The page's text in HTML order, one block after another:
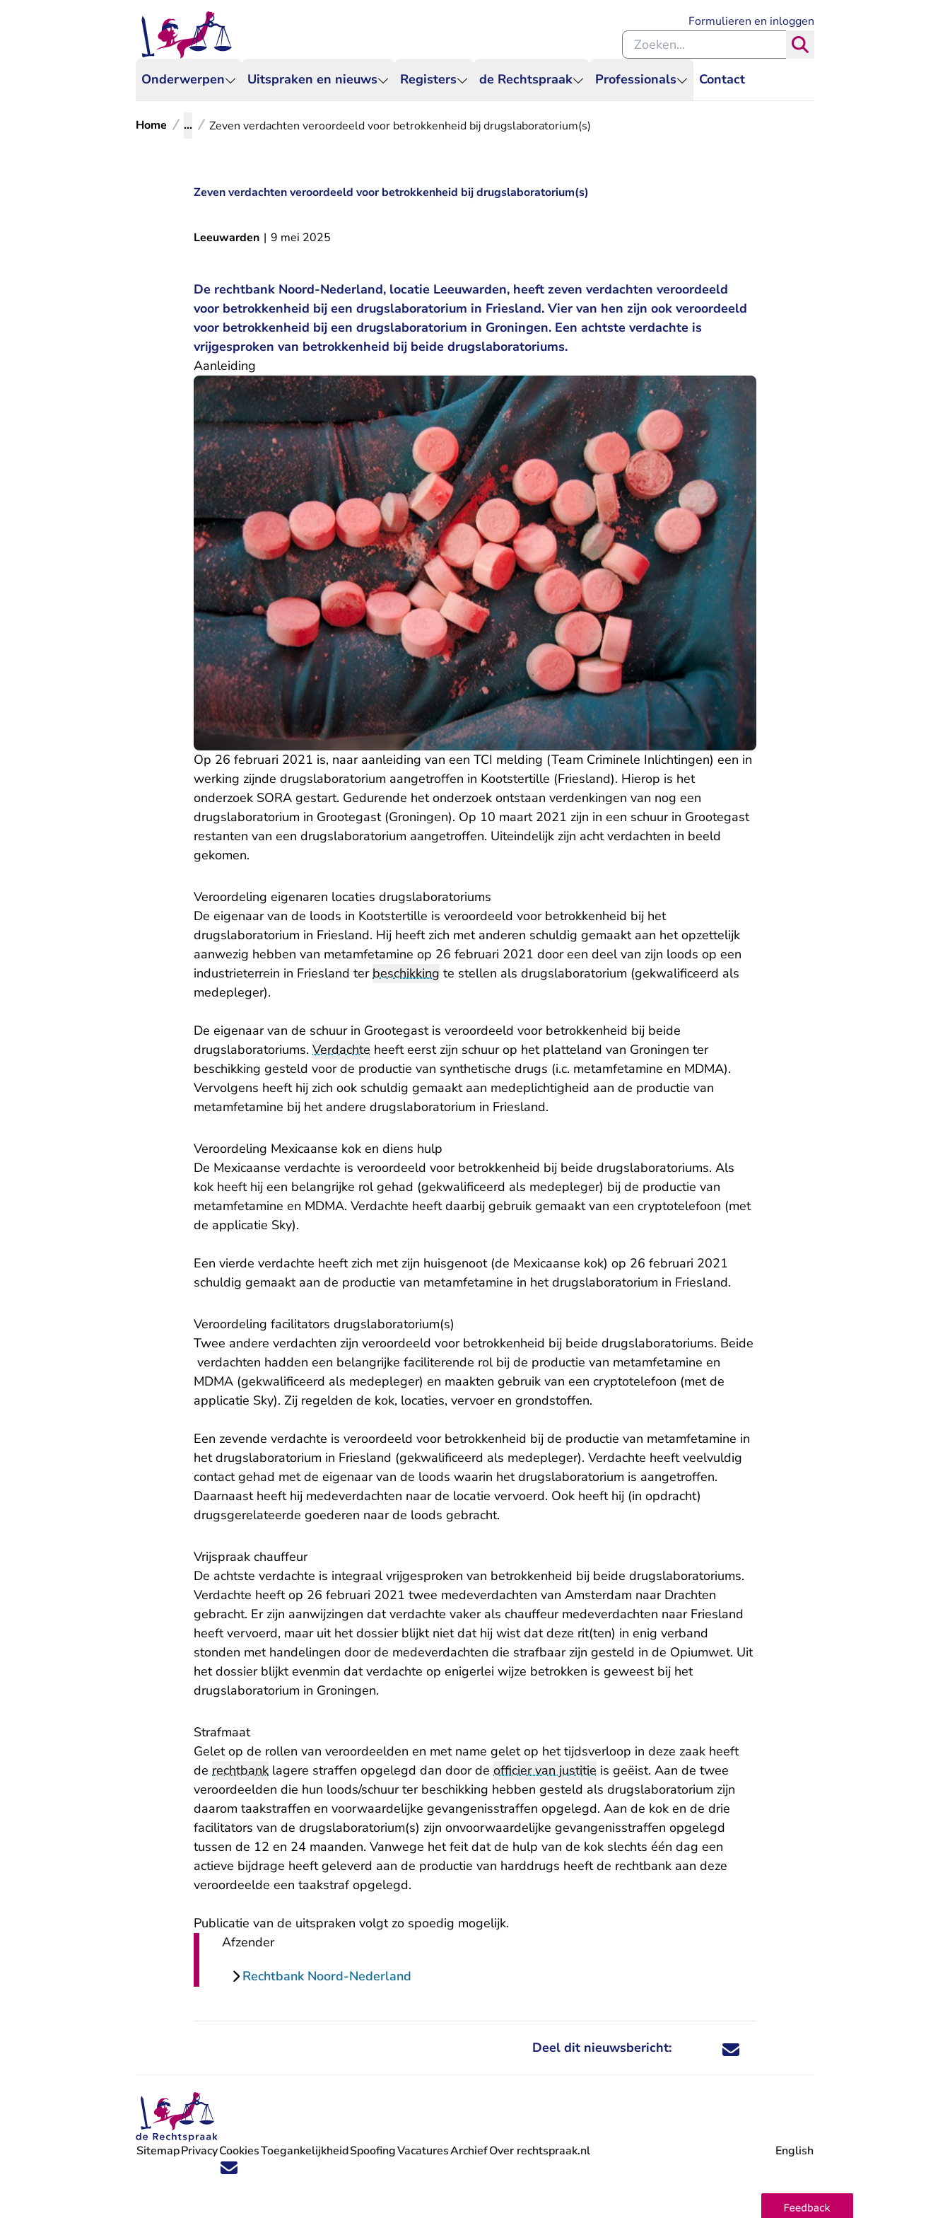
Onderwerpen Uitspraken en nieuws Registers de Rechtspraak Professionals Contact
Formulieren en inloggen
Zoeken binnen de Rechtspraak
Home ... Zeven verdachten veroordeeld voor betrokkenheid bij drugslaboratorium(s)
Zeven verdachten veroordeeld voor betrokkenheid bij drugslaboratorium(s)
Leeuwarden | 9 mei 2025
De rechtbank Noord-Nederland, locatie Leeuwarden, heeft zeven verdachten veroordeeld
voor betrokkenheid bij een drugslaboratorium in Friesland. Vier van hen zijn ook veroordeeld
voor betrokkenheid bij een drugslaboratorium in Groningen. Een achtste verdachte is
vrijgesproken van betrokkenheid bij beide drugslaboratoriums.
Aanleiding
Op 26 februari 2021 is, naar aanleiding van een TCI melding (Team Criminele Inlichtingen) een in
werking zijnde drugslaboratorium aangetroffen in Kootstertille (Friesland). Hierop is het
onderzoek SORA gestart. Gedurende het onderzoek ontstaan verdenkingen van nog een
drugslaboratorium in Grootegast (Groningen). Op 10 maart 2021 zijn in een schuur in Grootegast
restanten van een drugslaboratorium aangetroffen. Uiteindelijk zijn acht verdachten in beeld
gekomen.
Veroordeling eigenaren locaties drugslaboratoriums
De eigenaar van de loods in Kootstertille is veroordeeld voor betrokkenheid bij het
drugslaboratorium in Friesland. Hij heeft zich met anderen schuldig gemaakt aan het opzettelijk
aanwezig hebben van metamfetamine op 26 februari 2021 door een deel van zijn loods op een
industrieterrein in Friesland terbeschikking te stellen als drugslaboratorium (gekwalificeerd als
medepleger).
De eigenaar van de schuur in Grootegast is veroordeeld voor betrokkenheid bij beide
drugslaboratoriums. Verdachte heeft eerst zijn schuur op het platteland van Groningen ter
beschikking gesteld voor de productie van synthetische drugs (i.c. metamfetamine en MDMA).
Vervolgens heeft hij zich ook schuldig gemaakt aan medeplichtigheid aan de productie van
metamfetamine bij het andere drugslaboratorium in Friesland.
Veroordeling Mexicaanse kok en diens hulp
De Mexicaanse verdachte is veroordeeld voor betrokkenheid bij beide drugslaboratoriums. Als
kok heeft hij een belangrijke rol gehad (gekwalificeerd als medepleger) bij de productie van
metamfetamine en MDMA. Verdachte heeft daarbij gebruik gemaakt van een cryptotelefoon (met
de applicatie Sky).
Een vierde verdachte heeft zich met zijn huisgenoot (de Mexicaanse kok) op 26 februari 2021
schuldig gemaakt aan de productie van metamfetamine in het drugslaboratorium in Friesland.
Veroordeling facilitators drugslaboratorium(s)
Twee andere verdachten zijn veroordeeld voor betrokkenheid bij beide drugslaboratoriums. Beide
verdachten hadden een belangrijke faciliterende rol bij de productie van metamfetamine en
MDMA (gekwalificeerd als medepleger) en maakten gebruik van een cryptotelefoon (met de
applicatie Sky). Zij regelden de kok, locaties, vervoer en grondstoffen.
Een zevende verdachte is veroordeeld voor betrokkenheid bij de productie van metamfetamine in
het drugslaboratorium in Friesland (gekwalificeerd als medepleger). Verdachte heeft veelvuldig
contact gehad met de eigenaar van de loods waarin het drugslaboratorium is aangetroffen.
Daarnaast heeft hij medeverdachten naar de locatie vervoerd. Ook heeft hij (in opdracht)
drugsgerelateerde goederen naar de loods gebracht.
Vrijspraak chauffeur
De achtste verdachte is integraal vrijgesproken van betrokkenheid bij beide drugslaboratoriums.
Verdachte heeft op 26 februari 2021 twee medeverdachten van Amsterdam naar Drachten
gebracht. Er zijn aanwijzingen dat verdachte vaker als chauffeur medeverdachten naar Friesland
heeft vervoerd, maar uit het dossier blijkt niet dat hij wist dat deze rit(ten) in enig verband
stonden met handelingen door de medeverdachten die strafbaar zijn gesteld in de Opiumwet. Uit
het dossier blijkt evenmin dat verdachte op enigerlei wijze betrokken is geweest bij het
drugslaboratorium in Groningen.
Strafmaat
Gelet op de rollen van veroordeelden en met name gelet op het tijdsverloop in deze zaak heeft
de rechtbank lagere straffen opgelegd dan door de officier van justitie is geëist. Aan de twee
veroordeelden die hun loods/schuur ter beschikking hebben gesteld als drugslaboratorium zijn
daarom taakstraffen en voorwaardelijke gevangenisstraffen opgelegd. Aan de kok en de drie
facilitators van de drugslaboratorium(s) zijn onvoorwaardelijke gevangenisstraffen opgelegd
tussen de 12 en 24 maanden. Vanwege het feit dat de hulp van de kok slechts één dag een
actieve bijdrage heeft geleverd aan de productie van harddrugs heeft de rechtbank aan deze
veroordeelde een taakstraf opgelegd.
Publicatie van de uitspraken volgt zo spoedig mogelijk.
Afzender
Rechtbank Noord-Nederland
Deel dit nieuwsbericht: Deel dit nieuwsbericht via X - U verlaat
Deel dit nieuwsbericht via Facebook - U
Deel dit nieuwsbericht via e-mail
Deel dit nieuwsbericht via LinkedIn - U
Volg ons op X (Twitter) - U verlaat Rechtspraak.nl
Volg ons op Facebook - U verlaat Rechtspraak.nl
Volg ons op Instagram - U verlaat Rechtspraak.nl
Volg ons op Youtube - U verlaat Rechtspraak.nl
Volg ons op LinkedIn - U verlaat Rechtspraak.nl
'Blijf op de hoogte' nieuwsbrief - U verlaat Rechtspraak.nl
SitemapPrivacyCookiesToegankelijkheidSpoofingVacatures
- U verlaat Rechtspraak.nl
ArchiefOver rechtspraak.nl English